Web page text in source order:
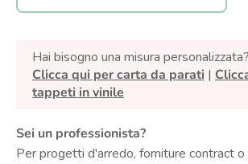
Hai bisogno una misura personalizzata?
Clicca qui per carta da parati |
tappeti in vinile
Sei un professionista?
Per progetti d'arredo, forniture contract o